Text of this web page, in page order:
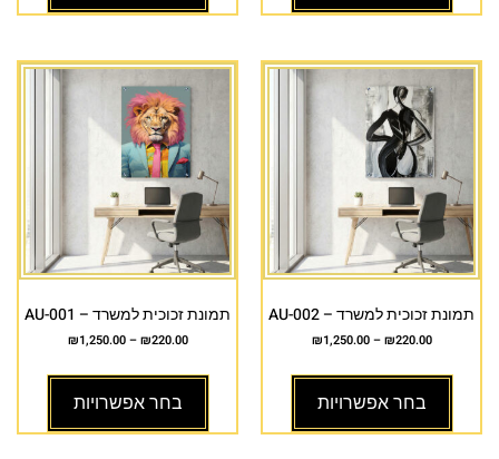
תמונת זכוכית למשרד – AU-002
₪220.00
–
₪1,250.00
בחר אפשרויות
תמונת זכוכית למשרד – AU-001
₪220.00
–
₪1,250.00
בחר אפשרויות